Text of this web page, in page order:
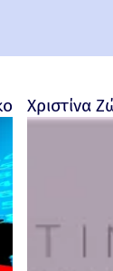
-
Χριστίνα